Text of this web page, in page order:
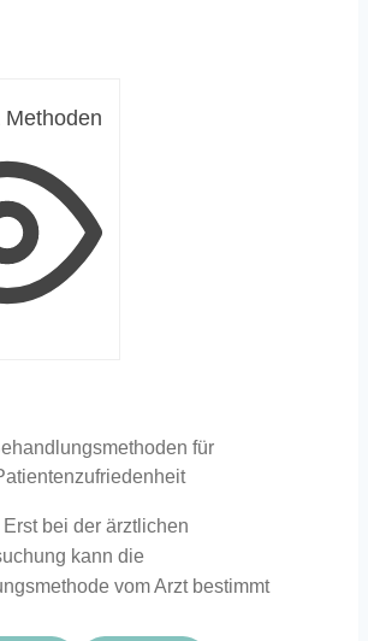
Methoden
für
Erst bei der ärztlichen
kann die
vom Arzt bestimmt